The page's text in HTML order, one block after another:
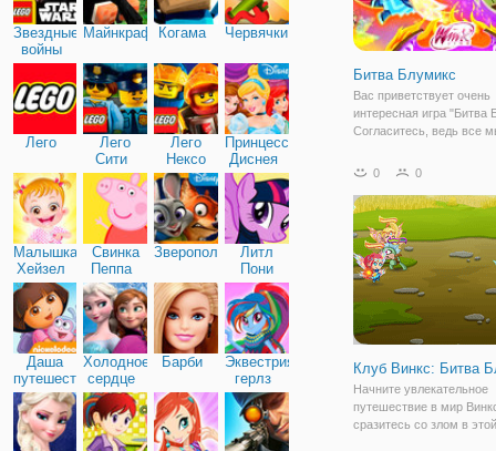
Звездные
войны
Майнкрафт Когама Червячки
Лего
Лего
Сити
Лего
Нексо
Найтс
Принцессы
Диснея
Малышка
Хейзел
Свинка
Пеппа
Зверополис
Литл
Пони
Дружба
Даша
путешественница
Холодное
сердце
Барби
Эквестрия
герлз
Битва Блумикс
Вас приветствует очень
интересная игра "Битва
Согласитесь, ведь все
персонажей этого
день, когда вам нужно
участие в битве с
0 0
Клуб Винкс: Битва
Начните увлекательное
путешествие в мир
сразитесь со злом в